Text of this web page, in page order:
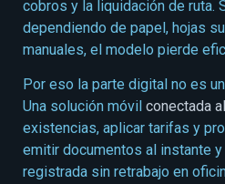
cobros y la liquidación de ruta.
dependiendo de papel, hojas
manuales, el modelo pierde
Por eso la parte digital no es
Una solución móvil conectada
existencias, aplicar tarifas y
emitir documentos al instante
registrada sin retrabajo en